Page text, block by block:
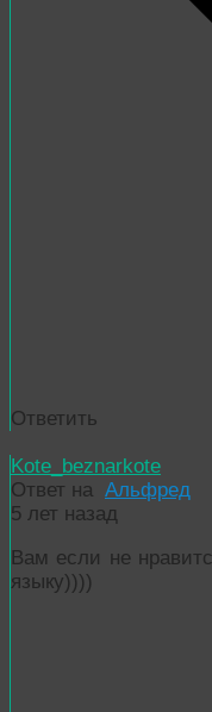
Ответить
Kote_beznarkote
Ответ на Альфред
5 лет назад
Вам если не
языку))))